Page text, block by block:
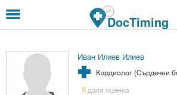
Премини към основното съдържание
DocTiming
Иван Илиев Илиев
Кардиолог (Сърдечни
0 дали оценка